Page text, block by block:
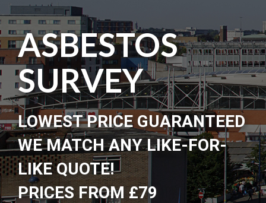
ASBESTOS
SURVEY
LOWEST PRICE GUARANTEED
WE MATCH ANY LIKE-FOR-
LIKE QUOTE!
PRICES FROM £79